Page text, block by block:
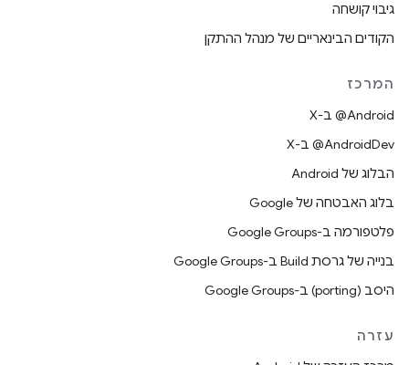
גיבוי קושחה
הקודים הבינאריים של מנהל ההתקן
המרכז
‫‎@Android ב-X
‫‎@AndroidDev ב-X
הבלוג של Android
בלוג האבטחה של Google
פלטפורמה ב-Google Groups
בנייה של גרסת Build ב-Google Groups
היסב (porting) ב-Google Groups
עזרה